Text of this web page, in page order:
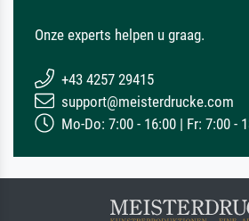
Onze experts helpen u graag.
+43 4257 29415
support@meisterdrucke.com
Mo-Do: 7:00 - 16:00 | Fr: 7:00 -